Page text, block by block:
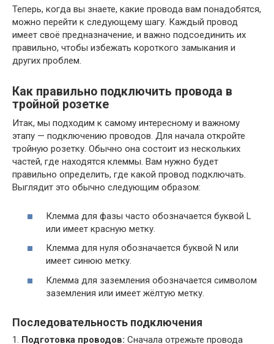
Теперь, когда вы знаете, какие провода вам понадобятся,
можно перейти к следующему шагу. Каждый провод
имеет своё предназначение, и важно подсоединить их
правильно, чтобы избежать короткого замыкания и
других проблем.
Как правильно подключить провода в
тройной розетке
Итак, мы подходим к самому интересному и важному
этапу — подключению проводов. Для начала откройте
тройную розетку. Обычно она состоит из нескольких
частей, где находятся клеммы. Вам нужно будет
правильно определить, где какой провод подключать.
Выглядит это обычно следующим образом:
Клемма для фазы часто обозначается буквой L
или имеет красную метку.
Клемма для нуля обозначается буквой N или
имеет синюю метку.
Клемма для заземления обозначается символом
заземления или имеет жёлтую метку.
Последовательность подключения
1. Подготовка проводов: Сначала отрежьте провода